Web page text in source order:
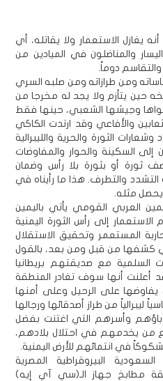
يغازل الاستعمار ولا يقاتله، أي
والمناضلون في الميادين من
دوماً.
ومن طرازاته ومن صلبه السري
حين يتأزم ولا يجد له مخرجا من
وجيشها الشعبي، حينها فقط
والأفاعي وقد ارتدت الكاكي
الثورة والحرية والليبرالية
السكينة والحوار والمفاوضات
ثورة أو بثورة بلا رأس وضمان
والتطرف. هذا ما رأيناه في
مثله.
العربي القومي يأتي باليمين
إلى رأس الثورة اليمنية
المستعمر وتحقيق الاستقلال
كشفها من قبل ومن بعد، بالقول
السلمية مع صديقتهم بريطانيا
أعلنت أنها سوف تغادر المنطقة
من يفاوضها على الرحيل وعلى أمنها
ليبرالياً من طراز أصدقائها ورجالها
وأسرهم التي اغتنت بفضل
من يخدمهم في احتلال بلادهم،
في انتمائهم للأرض اليمنية.
البيروقراطية المصرية
مطابخ جهاز الـ(سي آي إيه)